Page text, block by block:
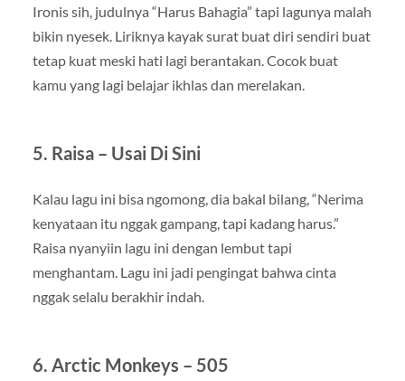
Ironis sih, judulnya “Harus Bahagia” tapi lagunya malah
bikin nyesek. Liriknya kayak surat buat diri sendiri buat
tetap kuat meski hati lagi berantakan. Cocok buat
kamu yang lagi belajar ikhlas dan merelakan.
5. Raisa – Usai Di Sini
Kalau lagu ini bisa ngomong, dia bakal bilang, “Nerima
kenyataan itu nggak gampang, tapi kadang harus.”
Raisa nyanyiin lagu ini dengan lembut tapi
menghantam. Lagu ini jadi pengingat bahwa cinta
nggak selalu berakhir indah.
6. Arctic Monkeys – 505